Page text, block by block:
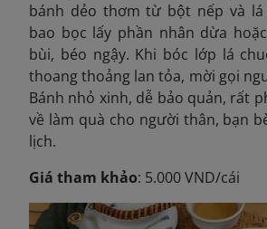
bánh dẻo thơm từ bột nếp và lá
bao bọc lấy phần nhân dừa
bùi, béo ngậy. Khi bóc lớp lá
thoang thoảng lan tỏa, mời gọi
Bánh nhỏ xinh, dễ bảo quản, rất
về làm quà cho người thân, bạn
lịch.
Giá tham khảo: 5.000 VND/cái